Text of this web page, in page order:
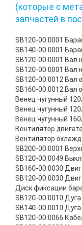
(которые с
запчастей в
SB120-00.0001
SB140-00.0001
SB120-00.0001 Вал
SB120-00.0001 Вал
SB120-00.0012 Вал
SB160-00.0012 Вал
Венец чугунный
Венец чугунный
Венец чугунный
Вентилятор
Вентилятор
SB200-00.0001
SB120-00.0049
SB160-00.0030
SB120-00.0030
Диск фиксации
SB120-00.0010
SB140-00.0010
SB120-00.0066